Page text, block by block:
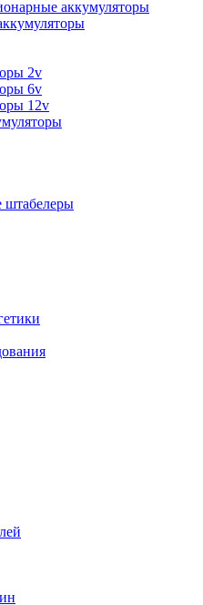
аккумуляторы
2v
6v
12v
штабелеры